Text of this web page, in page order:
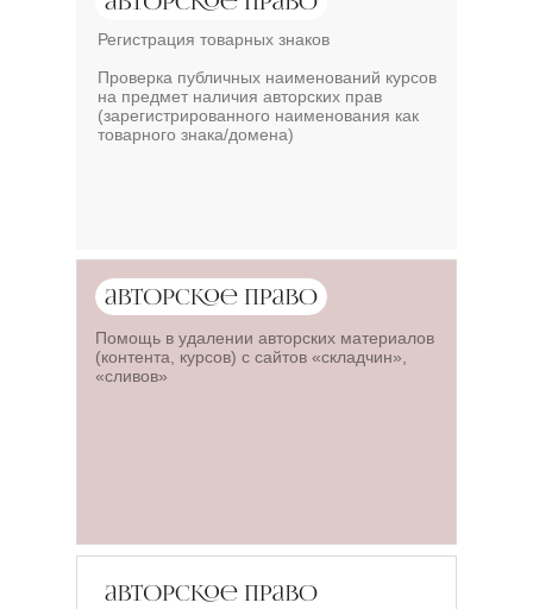
Регистрация товарных знаков
Проверка публичных наименований курсов
на предмет наличия авторских прав
(зарегистрированного наименования как
товарного знака/домена)
Помощь в удалении авторских материалов
(контента, курсов) с сайтов «складчин»,
«сливов»